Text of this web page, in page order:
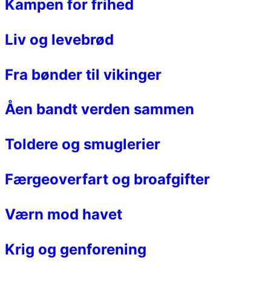
Kampen for frihed
Liv og levebrød
Fra bønder til vikinger
Åen bandt verden sammen
Toldere og smuglerier
Færgeoverfart og broafgifter
Værn mod havet
Krig og genforening